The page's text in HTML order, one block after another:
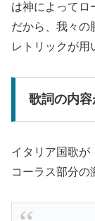
は神によってロ
だから、我々の
レトリックが用
歌詞の内
イタリア国歌が
コーラス部分の